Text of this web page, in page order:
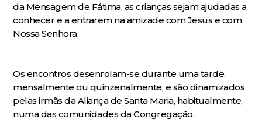
da Mensagem de Fátima, as crianças sejam ajudadas a
conhecer e a entrarem na amizade com Jesus e com
Nossa Senhora.
Os encontros desenrolam-se durante uma tarde,
mensalmente ou quinzenalmente, e são dinamizados
pelas irmãs da Aliança de Santa Maria, habitualmente,
numa das comunidades da Congregação.